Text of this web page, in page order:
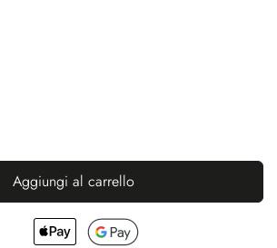
Aggiungi al carrello